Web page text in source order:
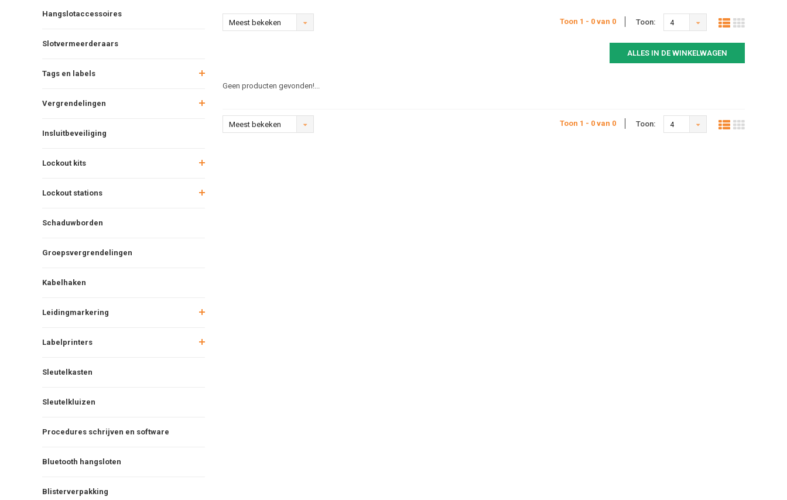
Hangslotaccessoires
Slotvermeerderaars
Tags en labels
Vergrendelingen
Insluitbeveiliging
Lockout kits
Lockout stations
Schaduwborden
Groepsvergrendelingen
Kabelhaken
Leidingmarkering
Labelprinters
Sleutelkasten
Sleutelkluizen
Procedures schrijven en software
Bluetooth hangsloten
Blisterverpakking
Meest bekeken Toon 1 - 0 van 0 Toon: 4
ALLES IN DE WINKELWAGEN
Geen producten gevonden!...
Meest bekeken Toon 1 - 0 van 0 Toon: 4